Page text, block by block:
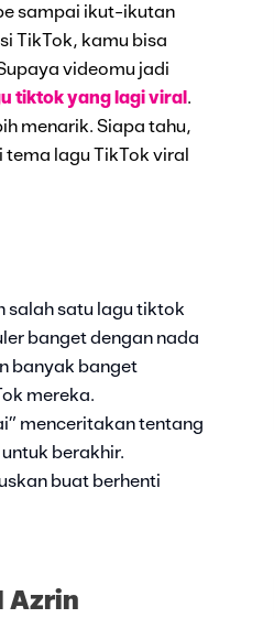
sampai ikut-ikutan
TikTok, kamu bisa
videomu jadi
tiktok yang lagi viral .
menarik. Siapa tahu,
lagu TikTok viral
salah satu lagu tiktok
banget dengan nada
banyak banget
mereka.
menceritakan tentang
berakhir.
buat berhenti
Azrin